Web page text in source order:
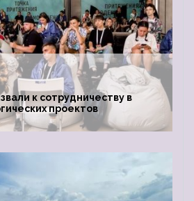
к сотрудничеству в
проектов